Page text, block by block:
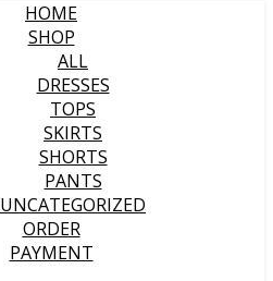
HOME
SHOP
ALL
DRESSES
TOPS
SKIRTS
SHORTS
PANTS
UNCATEGORIZED
ORDER
PAYMENT